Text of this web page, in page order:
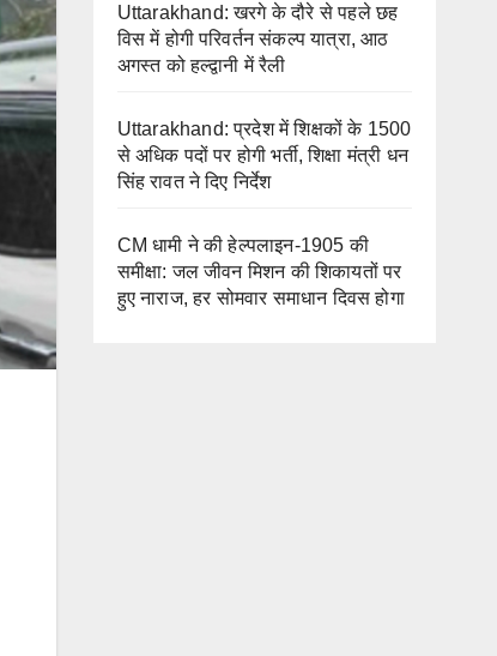
Uttarakhand: खरगे के दौरे से पहले छह
विस में होगी परिवर्तन संकल्प यात्रा, आठ
अगस्त को हल्द्वानी में रैली
Uttarakhand: प्रदेश में शिक्षकों के 1500
से अधिक पदों पर होगी भर्ती, शिक्षा मंत्री धन
सिंह रावत ने दिए निर्देश
CM धामी ने की हेल्पलाइन-1905 की
समीक्षा: जल जीवन मिशन की शिकायतों पर
हुए नाराज, हर सोमवार समाधान दिवस होगा